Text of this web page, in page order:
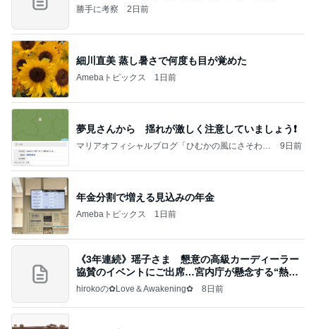
勝手に考察 2日前
細川直美 蒸し暑さで何度も目が覚めた
Amebaトピックス 1日前
夢見さんから 揺れが激しく注意していましょう❗️
マリアオフィシャルブログ「ひむかの風にさそわれ
9日前
年金分割で増える見込みの年金
Amebaトピックス 1日前
《3年連続》瑶子さま 懇意の高級カーディーラー
協賛のイベントにご出席…宮内庁が懸念する“熱心
すぎ
hirokoの✿Love＆Awakening✿ 8日前